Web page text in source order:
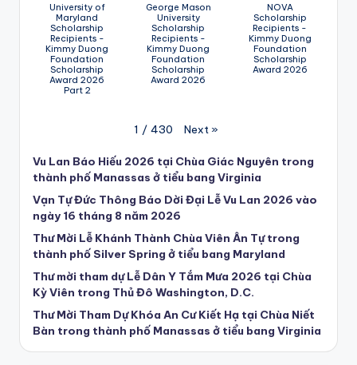
University of
Maryland
Scholarship
Recipients -
Kimmy Duong
Foundation
Scholarship
Award 2026
Part 2
George Mason
University
Scholarship
Recipients -
Kimmy Duong
Foundation
Scholarship
Award 2026
NOVA
Scholarship
Recipients -
Kimmy Duong
Foundation
Scholarship
Award 2026
1 / 430 Next »
Vu Lan Báo Hiếu 2026 tại Chùa Giác Nguyên trong
thành phố Manassas ở tiểu bang Virginia
Vạn Tự Đức Thông Báo Dời Đại Lễ Vu Lan 2026 vào
ngày 16 tháng 8 năm 2026
Thư Mời Lễ Khánh Thành Chùa Viên Ân Tự trong
thành phố Silver Spring ở tiểu bang Maryland
Thư mời tham dự Lễ Dân Y Tắm Mưa 2026 tại Chùa
Kỳ Viên trong Thủ Đô Washington, D.C.
Thư Mời Tham Dự Khóa An Cư Kiết Hạ tại Chùa Niết
Bàn trong thành phố Manassas ở tiểu bang Virginia